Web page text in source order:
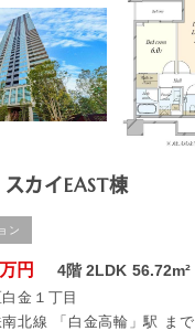
カイEAST棟
ン
円 4階 2LDK 56.72m²
金１丁目
北線
「白金高輪」駅 まで